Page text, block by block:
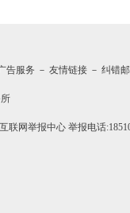
告服务 － 友情链接 － 纠错
联网举报中心举报电话